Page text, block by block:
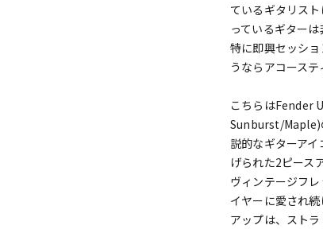
ているギタリス
っているギター
特に即興セッシ
うならアコース
こちらはFender
Sunburst/Maple)
説的なギターア
げられた2ピース
ヴィンテージフ
イヤーに愛され
アップは、スト